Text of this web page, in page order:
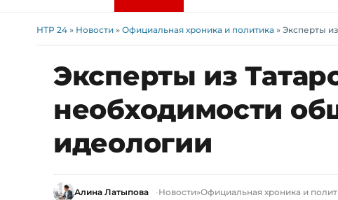
НТР 24 » Новости » Официальная хроника и политика » Эксперты
Эксперты из
необходимости
идеологии
Алина Латыпова Новости»Официальная хроника и